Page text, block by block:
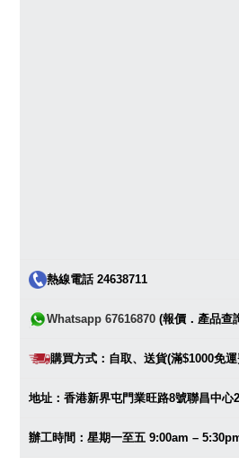
熱線電話 24638711
Whatsapp 67616870 (報價．產品查
購買方式：自取、送貨(滿$1000免
地址：香港新界屯門業旺路8號聯昌中心
辦工時間：星期一至五 9:00am –